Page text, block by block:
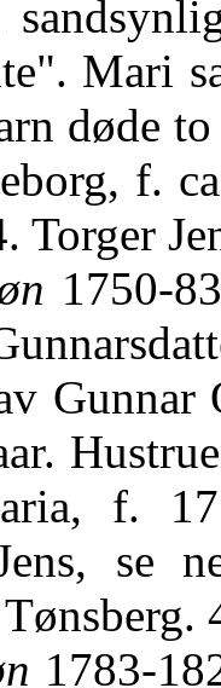
Mari
døde
f.
Torger
1750-
Gunnar
f.
se
1783-